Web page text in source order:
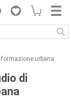
urbana
di